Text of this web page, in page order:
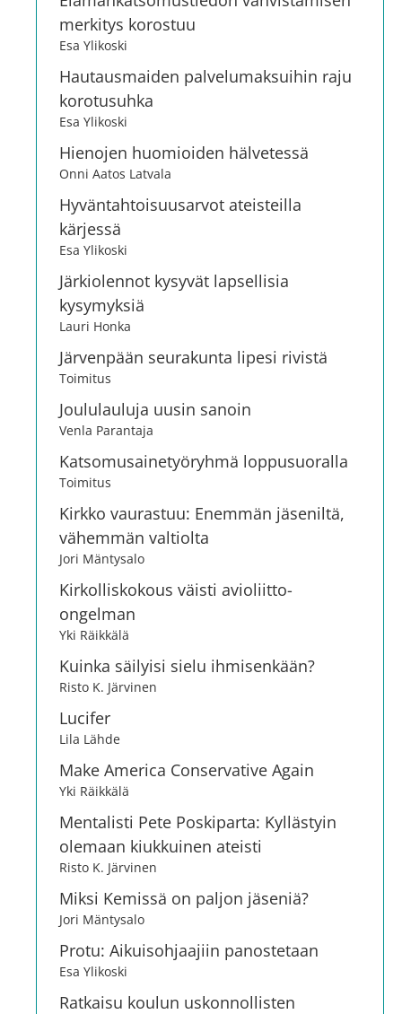
merkitys korostuu
Esa Ylikoski
Hautausmaiden palvelumaksuihin raju
korotusuhka
Esa Ylikoski
Hienojen huomioiden hälvetessä
Onni Aatos Latvala
Hyväntahtoisuusarvot ateisteilla
kärjessä
Esa Ylikoski
Järkiolennot kysyvät lapsellisia
kysymyksiä
Lauri Honka
Järvenpään seurakunta lipesi rivistä
Toimitus
Joululauluja uusin sanoin
Venla Parantaja
Katsomusainetyöryhmä loppusuoralla
Toimitus
Kirkko vaurastuu: Enemmän jäseniltä,
vähemmän valtiolta
Jori Mäntysalo
Kirkolliskokous väisti avioliitto-
ongelman
Yki Räikkälä
Kuinka säilyisi sielu ihmisenkään?
Risto K. Järvinen
Lucifer
Lila Lähde
Make America Conservative Again
Yki Räikkälä
Mentalisti Pete Poskiparta: Kyllästyin
olemaan kiukkuinen ateisti
Risto K. Järvinen
Miksi Kemissä on paljon jäseniä?
Jori Mäntysalo
Protu: Aikuisohjaajiin panostetaan
Esa Ylikoski
Ratkaisu koulun uskonnollisten